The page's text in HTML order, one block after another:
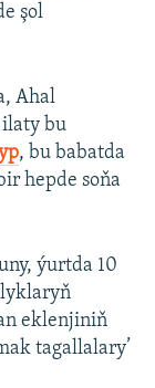
şol
Ahal
bu
, bu babatda
hepde soňa
ýurtda 10
eklenjiniň
tagallalary’